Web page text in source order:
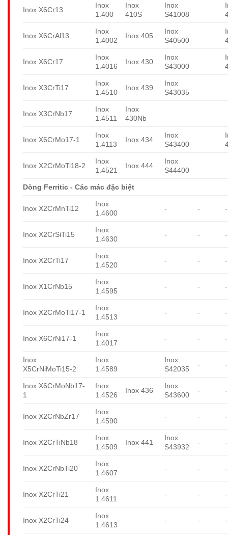
Inox X6Cr13
Inox
1.400
Inox
410S
Inox
S41008
Inox X6CrAl13
Inox
1.4002
Inox 405
Inox
S40500
Inox X6Cr17
Inox
1.4016
Inox 430
Inox
S43000
Inox X3CrTi17
Inox
1.4510
Inox 439
Inox
S43035
Inox X3CrNb17
Inox
1.4511
Inox
430Nb
Inox X6CrMo17-1
Inox
1.4113
Inox 434
Inox
S43400
Inox X2CrMoTi18-2
Inox
1.4521
Inox 444
Inox
S44400
Dòng Ferritic - Các mác đặc biệt
Inox X2CrMnTi12
Inox
1.4600
- - -
Inox X2CrSiTi15
Inox
1.4630
- - -
Inox X2CrTi17
Inox
1.4520
- - -
Inox X1CrNb15
Inox
1.4595
- - -
Inox X2CrMoTi17-1
Inox
1.4513
- - -
Inox X6CrNi17-1
Inox
1.4017
- - -
Inox
X5CrNiMoTi15-2
Inox
1.4589
Inox
S42035
- -
Inox X6CrMoNb17-
1
Inox
1.4526
Inox 436
Inox
S43600
- -
Inox X2CrNbZr17
Inox
1.4590
- - -
Inox X2CrTiNb18
Inox
1.4509
Inox 441
Inox
S43932
- -
Inox X2CrNbTi20
Inox
1.4607
- - -
Inox X2CrTi21
Inox
1.4611
- - -
Inox X2CrTi24
Inox
1.4613
- - -